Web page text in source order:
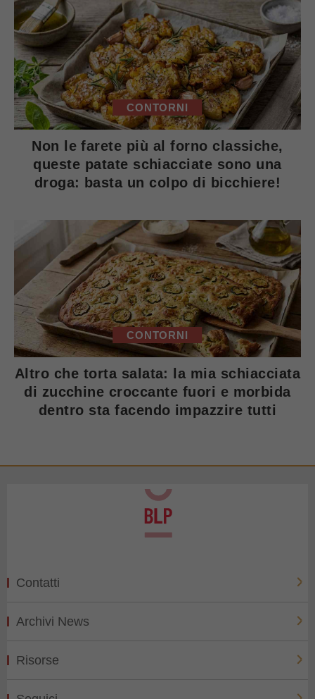
CONTORNI
Non le farete più al forno classiche,
queste patate schiacciate sono una
droga: basta un colpo di bicchiere!
CONTORNI
Altro che torta salata: la mia schiacciata
di zucchine croccante fuori e morbida
dentro sta facendo impazzire tutti
Contatti
Archivi News
Risorse